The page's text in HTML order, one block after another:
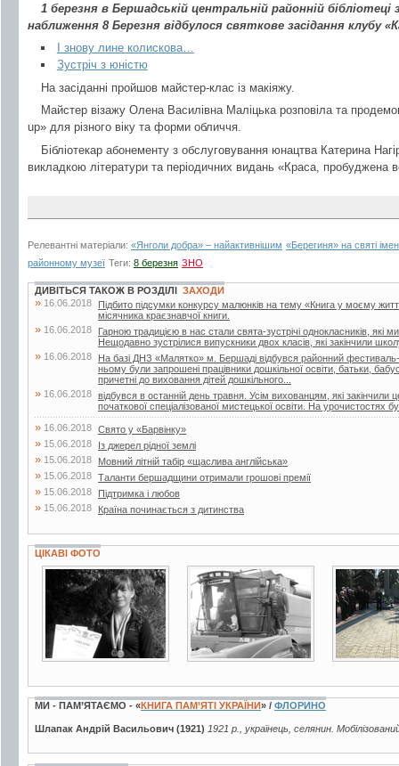
1 березня в Бершадській центральній районній
наближення 8 Березня відбулося святкове засідання клубу
І знову лине колискова…
Зустріч з юністю
На засіданні пройшов майстер-клас із макіяжу.
Майстер візажу Олена Василівна Маліцька розповіла та
up» для різного віку та форми обличчя.
Бібліотекар абонементу з обслуговування юнацтва Катерина
викладкою літератури та періодичних видань «Краса, пробуджена
Релевантні матеріали: «Янголи добра» – найактивнішим «Берегиня» на святі
районному музеї Теги: 8 березня ЗНО
ДИВІТЬСЯ ТАКОЖ В РОЗДІЛІ ЗАХОДИ
» 16.06.2018
Підбито підсумки конкурсу малюнків на тему «Книга у моєму
місячника краєзнавчої книги.
» 16.06.2018
Гарною традицією в нас стали свята-зустрічі однокласників, які
Нещодавно зустрілися випускники двох класів, які закінчили
» 16.06.2018
На базі ДНЗ «Малятко» м. Бершаді відбувся районний
ньому були запрошені працівники дошкільної освіти, батьки,
причетні до виховання дітей дошкільного...
» 16.06.2018 відбувся в останній день травня. Усім вихованцям, які
початкової спеціалізованої мистецької освіти. На урочистостях
» 16.06.2018 Свято у «Барвінку»
» 15.06.2018 Із джерел рідної землі
» 15.06.2018 Мовний літній табір «щаслива англійська»
» 15.06.2018 Таланти бершадщини отримали грошові премії
» 15.06.2018 Підтримка і любов
» 15.06.2018 Країна починається з дитинства
ЦІКАВІ ФОТО
2 фото 3 фото 3 фото
МИ - ПАМ’ЯТАЄМО - «КНИГА ПАМ’ЯТІ УКРАЇНИ» / ФЛОРИНО
Шлапак Андрій Васильович (1921) 1921 р., українець, селянин.